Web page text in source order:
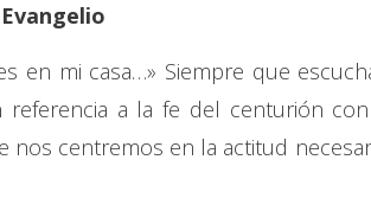
en mi casa…» Siempre que
referencia a la fe del centurión
nos centremos en la actitud